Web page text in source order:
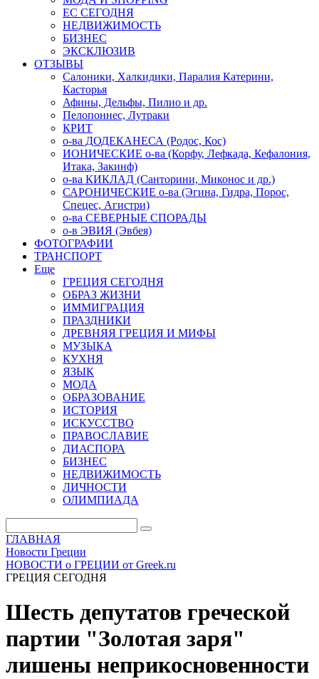
ЕС СЕГОДНЯ
НЕДВИЖИМОСТЬ
БИЗНЕС
ЭКСКЛЮЗИВ
ОТЗЫВЫ
Салоники, Халкидики, Паралия Катерини,
Касторья
Афины, Дельфы, Пилио и др.
Пелопоннес, Лутраки
КРИТ
о-ва ДОДЕКАНЕСА (Родос, Кос)
ИОНИЧЕСКИЕ о-ва (Корфу, Лефкада, Кефалония,
Итака, Закинф)
о-ва КИКЛАД (Санторини, Миконос и др.)
САРОНИЧЕСКИЕ о-ва (Эгина, Гидра, Порос,
Спецес, Агистри)
о-ва СЕВЕРНЫЕ СПОРАДЫ
о-в ЭВИЯ (Эвбея)
ФОТОГРАФИИ
ТРАНСПОРТ
Еще
ГРЕЦИЯ СЕГОДНЯ
ОБРАЗ ЖИЗНИ
ИММИГРАЦИЯ
ПРАЗДНИКИ
ДРЕВНЯЯ ГРЕЦИЯ И МИФЫ
МУЗЫКА
КУХНЯ
ЯЗЫК
МОДА
ОБРАЗОВАНИЕ
ИСТОРИЯ
ИСКУССТВО
ПРАВОСЛАВИЕ
ДИАСПОРА
БИЗНЕС
НЕДВИЖИМОСТЬ
ЛИЧНОСТИ
ОЛИМПИАДА
ГЛАВНАЯ
Новости Греции
НОВОСТИ о ГРЕЦИИ от Greek.ru
ГРЕЦИЯ СЕГОДНЯ
Шесть депутатов греческой
партии "Золотая заря"
лишены неприкосновенности